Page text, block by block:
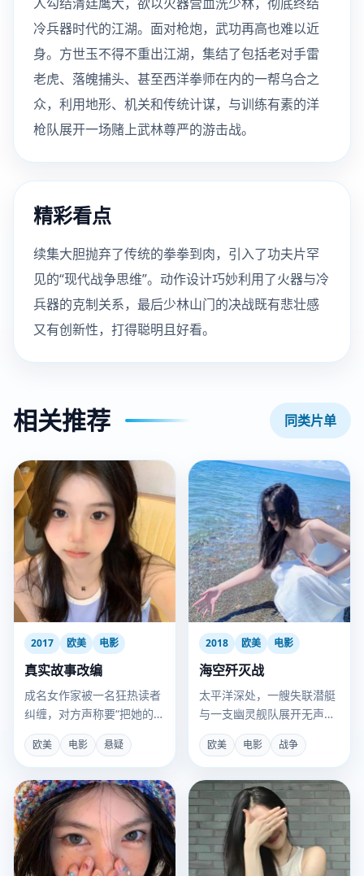
冷兵器时代的江湖。面对枪炮，武功再高也难以近
身。方世玉不得不重出江湖，集结了包括老对手雷
老虎、落魄捕头、甚至西洋拳师在内的一帮乌合之
众，利用地形、机关和传统计谋，与训练有素的洋
枪队展开一场赌上武林尊严的游击战。
精彩看点
续集大胆抛弃了传统的拳拳到肉，引入了功夫片罕
见的“现代战争思维”。动作设计巧妙利用了火器与冷
兵器的克制关系，最后少林山门的决战既有悲壮感
又有创新性，打得聪明且好看。
相关推荐 同类片单
2017 欧美 电影
真实故事改编
成名女作家被一名狂热读者
纠缠，对方声称要“把她的生
活写成真实故事”。
欧美 电影 悬疑
2018 欧美 电影
海空歼灭战
太平洋深处，一艘失联潜艇
与一支幽灵舰队展开无声的
灭绝厮杀。
欧美 电影 战争